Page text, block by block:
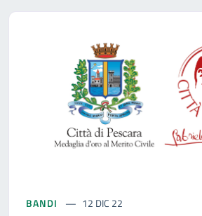
BANDI 12 DIC 22